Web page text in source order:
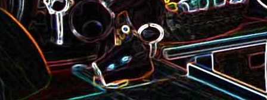
Tarte à la pralinoise et aux
noisettes
Colombo de crevettes au
de coco
2